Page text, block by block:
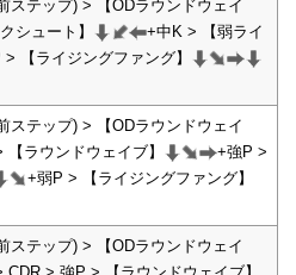
ステップ) > 【ODラウンドウェイ
シュート】
+中K > 【弱ライ
> 【ライジングファング】
ステップ) > 【ODラウンドウェイ
ラウンドウェイブ】
+強P >
+弱P > 【ライジングファング】
ステップ) > 【ODラウンドウェイ